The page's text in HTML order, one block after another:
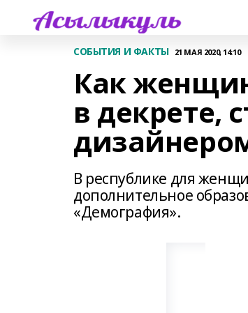
СОБЫТИЯ И ФАКТЫ 21 МАЯ 2020, 14:10
Как
в декрете,
В республике для
дополнительное
«Демография».